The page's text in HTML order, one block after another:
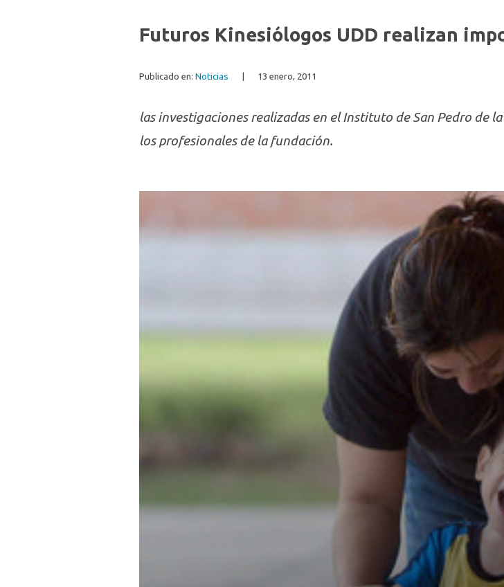
Futuros Kinesiólogos UDD realizan
Publicado en: Noticias 13 enero, 2011
las investigaciones realizadas en el Instituto de San Pedro de
los profesionales de la fundación.